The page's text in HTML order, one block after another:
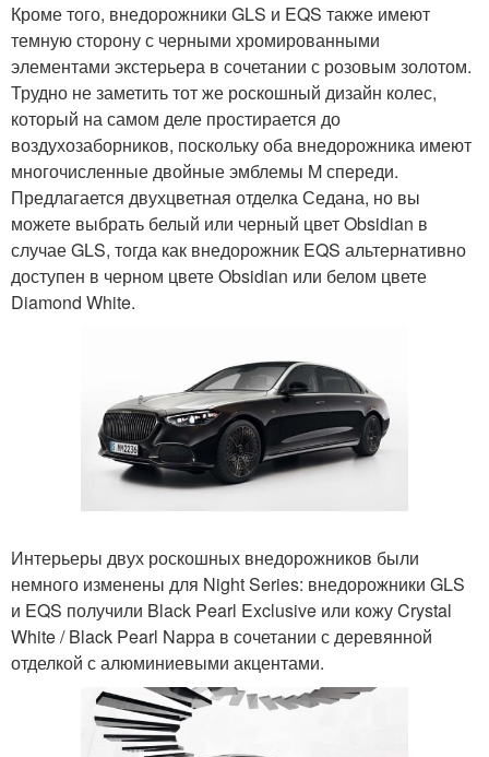
Кроме того, внедорожники GLS и EQS также имеют
темную сторону с черными хромированными
элементами экстерьера в сочетании с розовым золотом.
Трудно не заметить тот же роскошный дизайн колес,
который на самом деле простирается до
воздухозаборников, поскольку оба внедорожника имеют
многочисленные двойные эмблемы M спереди.
Предлагается двухцветная отделка Седана, но вы
можете выбрать белый или черный цвет Obsidian в
случае GLS, тогда как внедорожник EQS альтернативно
доступен в черном цвете Obsidian или белом цвете
Diamond White.
Интерьеры двух роскошных внедорожников были
немного изменены для Night Series: внедорожники GLS
и EQS получили Black Pearl Exclusive или кожу Crystal
White / Black Pearl Nappa в сочетании с деревянной
отделкой с алюминиевыми акцентами.